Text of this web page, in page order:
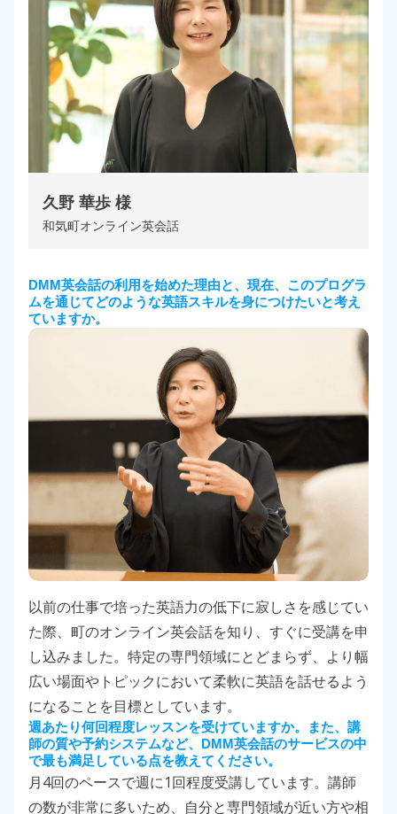
久野 華歩 様
和気町オンライン英会話
DMM英会話の利用を始めた理由と、 現在、このプログラ
ムを通じてどのような英語スキルを身につけたいと考え
ていますか。
以前の仕事で培った英語力の低下に寂しさを感じてい
た際、町のオンライン英会話を知り、すぐに受講を申
し込みました。特定の専門領域にとどまらず、より幅
広い場面やトピックにおいて柔軟に英語を話せるよう
になることを目標としています。
週あたり何回程度レッスンを受けていますか。
また、講
師の質や予約システムなど、DMM英会話のサービスの中
で最も満足している点を教えてください。
月 4回のペースで週に 1 回程度受講しています。講師
の数が非常に多いため、自分と専門領域が近い方や相